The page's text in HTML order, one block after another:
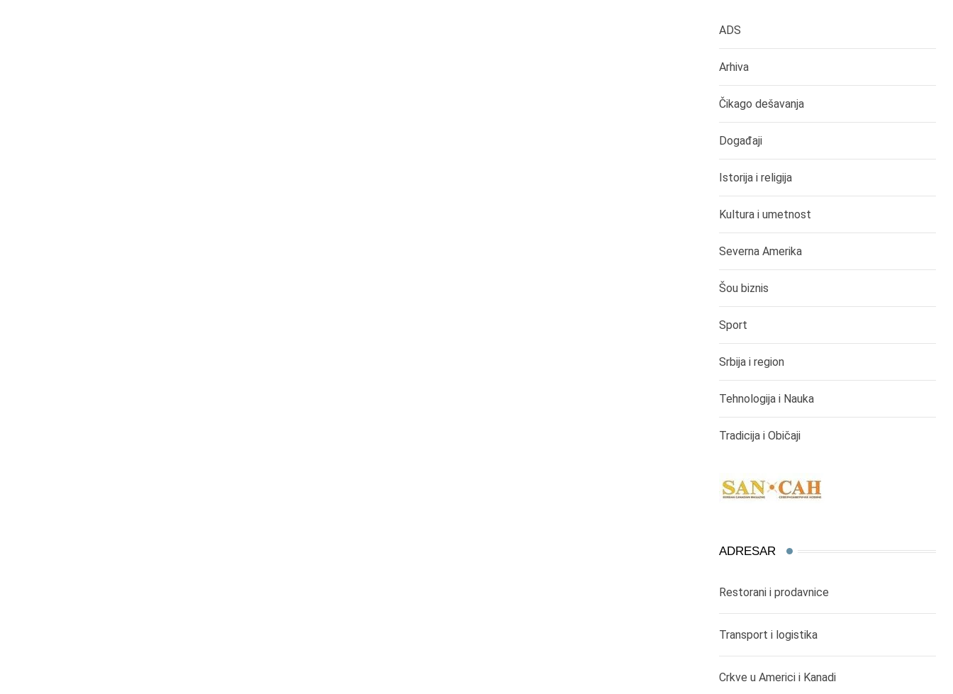
ADS
Arhiva
Čikago dešavanja
Događaji
Istorija i religija
Kultura i umetnost
Severna Amerika
Šou biznis
Sport
Srbija i region
Tehnologija i Nauka
Tradicija i Običaji
ADRESAR
Restorani i prodavnice
Transport i logistika
Crkve u Americi i Kanadi